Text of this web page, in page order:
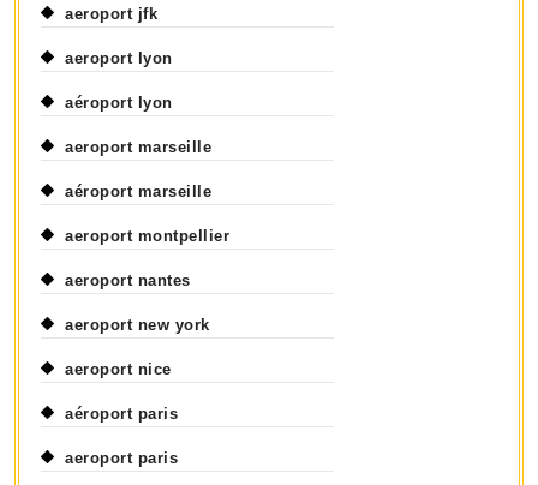
aeroport jfk
aeroport lyon
aéroport lyon
aeroport marseille
aéroport marseille
aeroport montpellier
aeroport nantes
aeroport new york
aeroport nice
aéroport paris
aeroport paris